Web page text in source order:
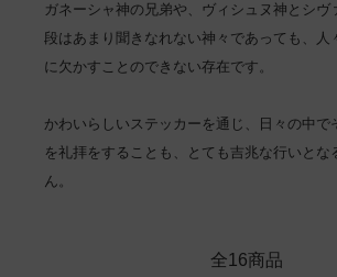
ガネーシャ神の兄弟や、ヴィシュヌ神とシヴ
段はあまり聞きなれない神々であっても、人
に欠かすことのできない存在です。
かわいらしいステッカーを通じ、日々の中で
を礼拝をすることも、とても吉兆な行いとな
ん。
全16商品